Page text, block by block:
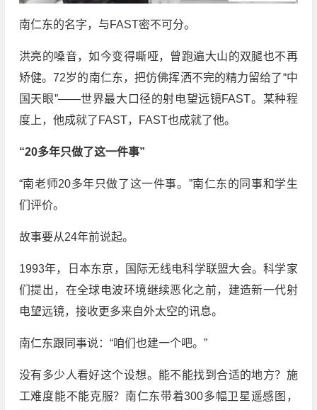
南仁东的名字，与FAST密不可分。
洪亮的嗓音，如今变得嘶哑，曾跑遍大山的双腿也不再
矫健。72岁的南仁东，把仿佛挥洒不完的精力留给了“中
国天眼”——世界最大口径的射电望远镜FAST。某种程
度上，他成就了FAST，FAST也成就了他。
“20多年只做了这一件事”
“南老师20多年只做了这一件事。”南仁东的同事和学生
们评价。
故事要从24年前说起。
1993年，日本东京，国际无线电科学联盟大会。科学家
们提出，在全球电波环境继续恶化之前，建造新一代射
电望远镜，接收更多来自外太空的讯息。
南仁东跟同事说：“咱们也建一个吧。”
没有多少人看好这个设想。能不能找到合适的地方？施
工难度能不能克服？南仁东带着300多幅卫星遥感图，